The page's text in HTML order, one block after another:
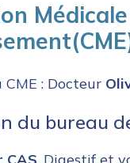
Médicale
: Docteur
du bureau